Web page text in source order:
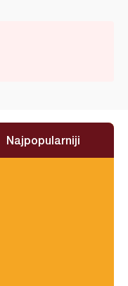
Najpopularniji